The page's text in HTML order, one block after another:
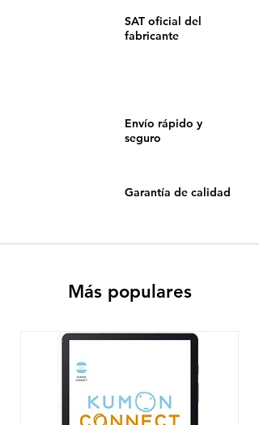
SAT oficial del
fabricante
Envío rápido y
seguro
Garantía de calidad
Más populares